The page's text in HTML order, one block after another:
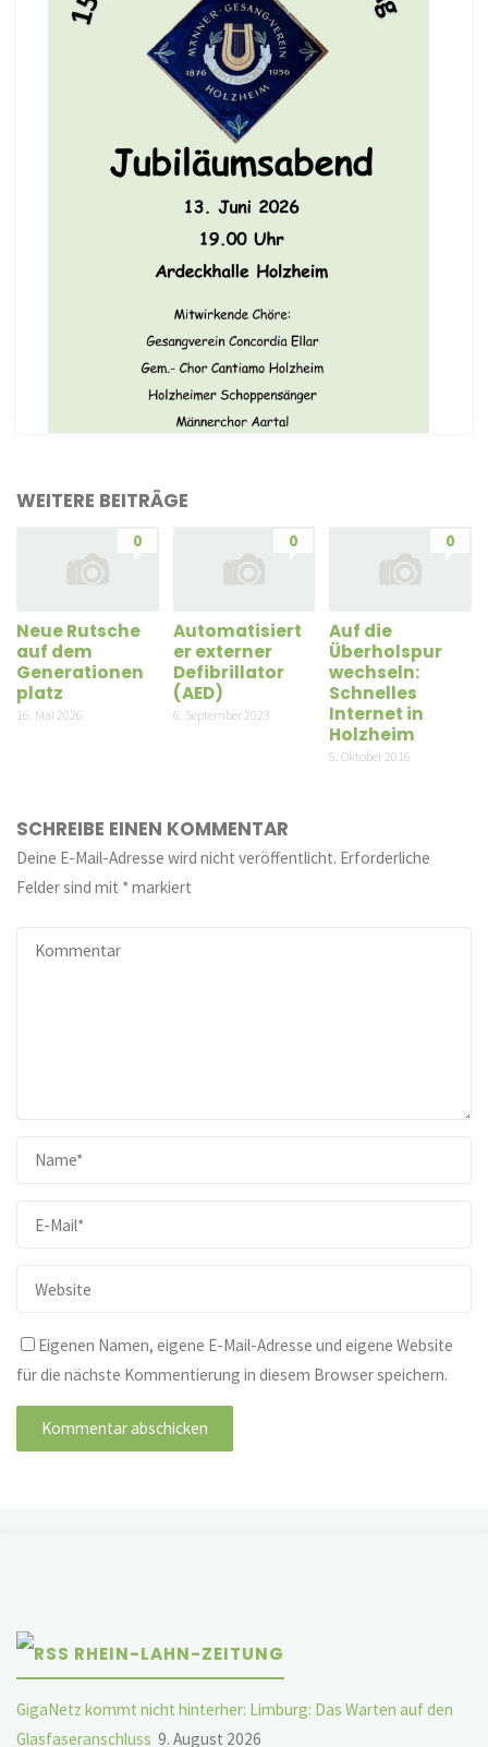
WEITERE BEITRÄGE
0
Neue Rutsche
auf dem
Generationen
platz
16. Mai 2026
0
Automatisiert
er externer
Defibrillator
(AED)
6. September 2023
0
Auf die
Überholspur
wechseln:
Schnelles
Internet in
Holzheim
5. Oktober 2016
SCHREIBE EINEN KOMMENTAR
Deine E-Mail-Adresse wird nicht veröffentlicht. Erforderliche
Felder sind mit *markiert
Eigenen Namen, eigene E-Mail-Adresse und eigene Website
für die nächste Kommentierung in diesem Browser speichern.
RHEIN-LAHN-ZEITUNG
GigaNetz kommt nicht hinterher: Limburg: Das Warten auf den
Glasfaseranschluss 9. August 2026